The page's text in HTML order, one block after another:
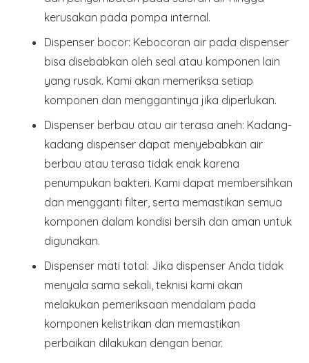
kerusakan pada pompa internal.
Dispenser bocor: Kebocoran air pada dispenser
bisa disebabkan oleh seal atau komponen lain
yang rusak. Kami akan memeriksa setiap
komponen dan menggantinya jika diperlukan.
Dispenser berbau atau air terasa aneh: Kadang-
kadang dispenser dapat menyebabkan air
berbau atau terasa tidak enak karena
penumpukan bakteri. Kami dapat membersihkan
dan mengganti filter, serta memastikan semua
komponen dalam kondisi bersih dan aman untuk
digunakan.
Dispenser mati total: Jika dispenser Anda tidak
menyala sama sekali, teknisi kami akan
melakukan pemeriksaan mendalam pada
komponen kelistrikan dan memastikan
perbaikan dilakukan dengan benar.